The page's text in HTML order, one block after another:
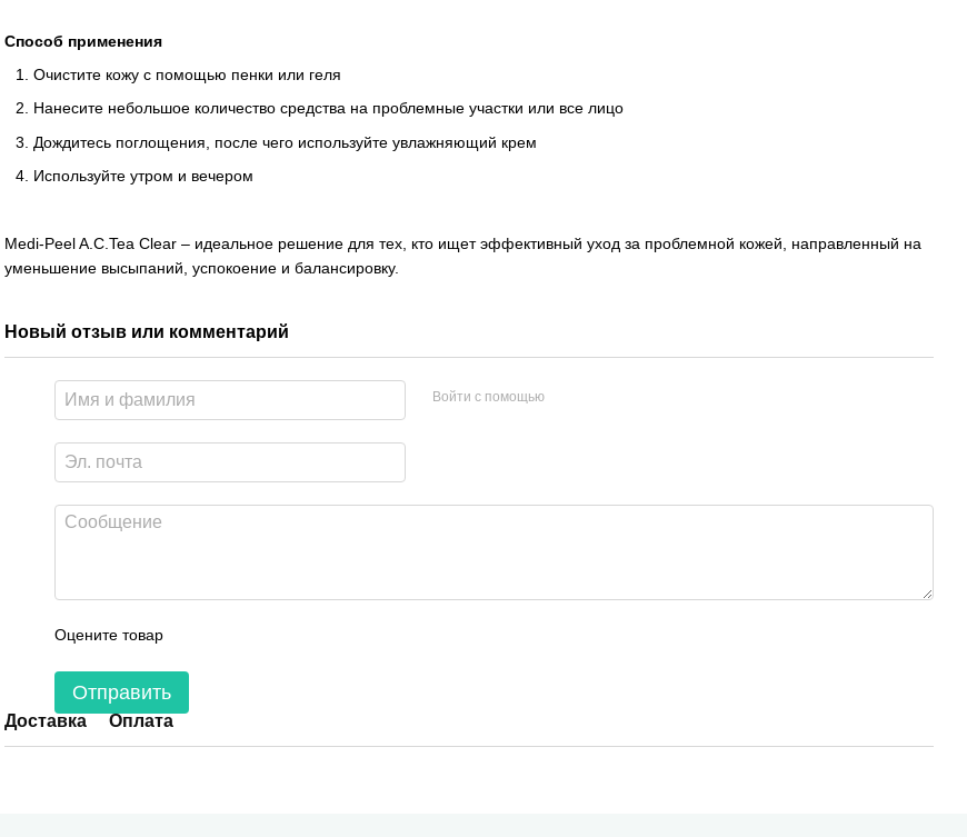
Способ применения
Очистите кожу с помощью пенки или геля
Нанесите небольшое количество средства на проблемные участки или все лицо
Дождитесь поглощения, после чего используйте увлажняющий крем
Используйте утром и вечером
Medi-Peel A.C.Tea Clear – идеальное решение для тех, кто ищет эффективный уход за проблемной кожей, направленный на
уменьшение высыпаний, успокоение и балансировку.
Новый отзыв или комментарий
Войти с помощью
Оцените товар
Отправить
Доставка Оплата